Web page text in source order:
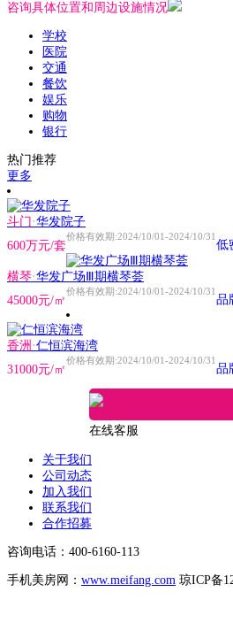
咨询具体位置和周边设施情况
学校
医院
交通
餐饮
娱乐
购物
银行
热门推荐
更多
斗门 ·华发院子
600万元/套
价格有效期:2024/10/01-2024/10/31
低
横琴·华发广场Ⅲ期横琴荟
45000元/㎡
价格有效期:2024/10/01-2024/10/31
品
香洲 ·仁恒滨海湾
31000元/㎡
价格有效期:2024/10/01-2024/10/31
品
在线客服
关于我们
公司动态
加入我们
联系我们
合作招募
咨询电话：400-6160-113
手机美房网： www.meifang.com 琼ICP备